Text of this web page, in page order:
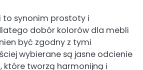
to synonim prostoty i
dobór kolorów dla mebli
być zgodny z tymi
wybierane są jasne odcienie
które tworzą harmonijną i